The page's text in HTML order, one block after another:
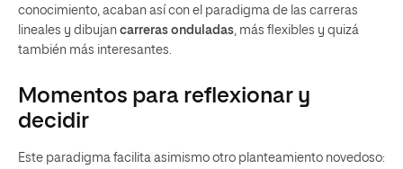
conocimiento, acaban así con el paradigma de las carreras
lineales y dibujan carreras onduladas , más flexibles y quizá
también más interesantes.
Momentos para reflexionar y
decidir
Este paradigma facilita asimismo otro planteamiento novedoso: